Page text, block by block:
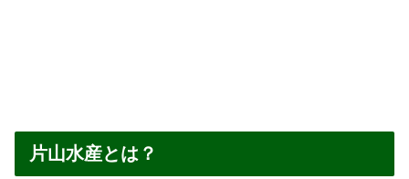
片山水産とは？